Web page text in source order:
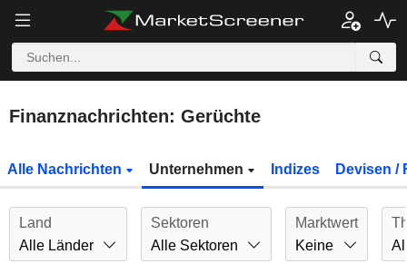
Finanznachrichten: Gerüchte
Alle Nachrichten Unternehmen Indizes Devisen /
Land
Alle Länder
Sektoren
Alle Sektoren
Marktwert
Keine